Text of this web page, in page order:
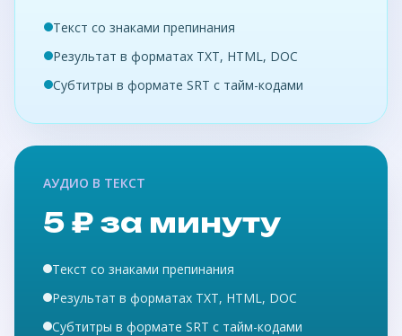
Текст со знаками препинания
Результат в форматах TXT, HTML, DOC
Субтитры в формате SRT с тайм-кодами
АУДИО В ТЕКСТ
5 ₽ за минуту
Текст со знаками препинания
Результат в форматах TXT, HTML, DOC
Субтитры в формате SRT с тайм-кодами